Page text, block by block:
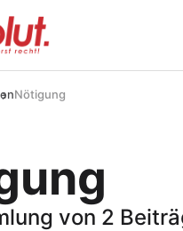
Nötigung
von 2